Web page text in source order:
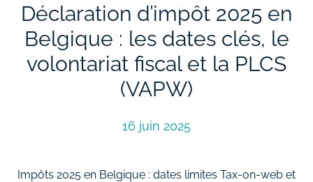
Déclaration d’impôt 2025 en
Belgique : les dates clés, le
volontariat fiscal et la PLCS
(VAPW)
16 juin 2025
Impôts 2025 en Belgique : dates limites Tax‑on‑web et